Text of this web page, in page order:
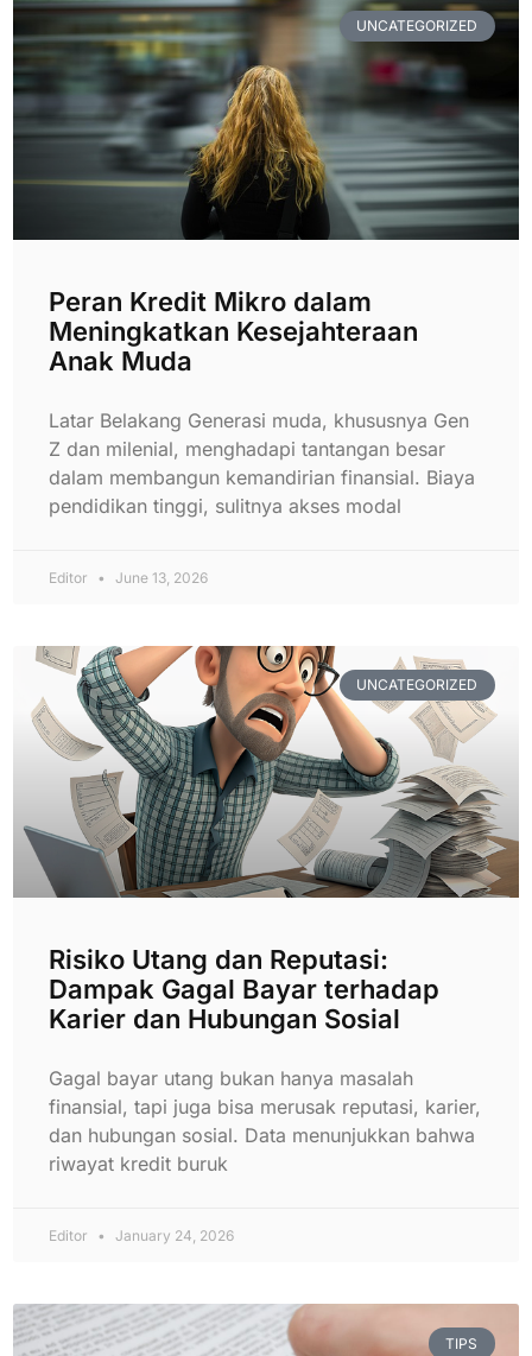
UNCATEGORIZED
Peran Kredit Mikro dalam
Meningkatkan Kesejahteraan
Anak Muda
Latar Belakang Generasi muda, khususnya Gen
Z dan milenial, menghadapi tantangan besar
dalam membangun kemandirian finansial. Biaya
pendidikan tinggi, sulitnya akses modal
Editor June 13, 2026
UNCATEGORIZED
Risiko Utang dan Reputasi:
Dampak Gagal Bayar terhadap
Karier dan Hubungan Sosial
Gagal bayar utang bukan hanya masalah
finansial, tapi juga bisa merusak reputasi, karier,
dan hubungan sosial. Data menunjukkan bahwa
riwayat kredit buruk
Editor January 24, 2026
TIPS